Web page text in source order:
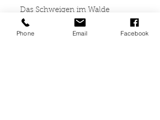
Das Schweigen im Walde
Verlag von Th. Knaur Nachf.,
Phone Email Facebook